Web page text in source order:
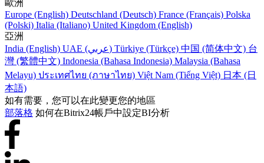
歐洲
Europe (English) Deutschland (Deutsch) France (Français) Polska
(Polski) Italia (Italiano) United Kingdom (English)
亞洲
India (English)
UAE (عربي) Türkiye (Türkçe) 中国 (简体中文) 台
灣 (繁體中文) Indonesia (Bahasa Indonesia) Malaysia (Bahasa
Melayu) ประเทศไทย (ภาษาไทย) Việt Nam (Tiếng Việt) 日本 (日
本語)
如有需要，您可以在此變更您的地區
部落格 如何在Bitrix24帳戶中設定BI分析